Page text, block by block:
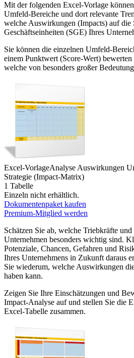
Mit der folgenden Excel-Vorlage
Umfeld-Bereiche und dort relevante
welche Auswirkungen (Impacts) auf die
Geschäftseinheiten (SGE) Ihres
Sie können die einzelnen Umfeld-
einem Punktwert (Score-Wert) bewerten
welche von besonders großer
Excel-VorlageAnalyse Auswirkungen
Strategie (Impact-Matrix)
1 Tabelle
Einzeln nicht erhältlich.
Dokumentenpaket kaufen
Premium-Mitglied werden
Schätzen Sie ab, welche Triebkräfte
Unternehmen besonders wichtig sind.
Potenziale, Chancen, Gefahren und
Ihres Unternehmens in Zukunft daraus
Sie wiederum, welche Auswirkungen
haben kann.
Zeigen Sie Ihre Einschätzungen und
Impact-Analyse auf und stellen Sie die
Excel-Tabelle zusammen.